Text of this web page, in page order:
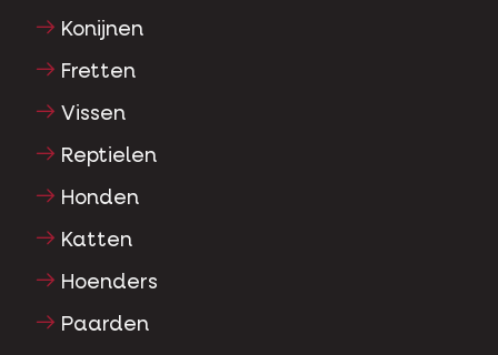
Konijnen
Fretten
Vissen
Reptielen
Honden
Katten
Hoenders
Paarden